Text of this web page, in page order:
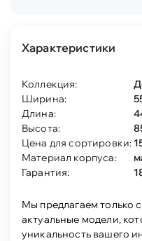
Характеристики
Коллекция:
Ширина:
Длина:
Высота:
Цена для сортировки:
Материал корпуса:
Гарантия:
Мы предлагаем только
актуальные модели,
уникальность вашего